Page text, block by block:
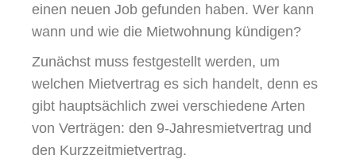
einen neuen Job gefunden haben. Wer kann
wann und wie die Mietwohnung kündigen?
Zunächst muss festgestellt werden, um
welchen Mietvertrag es sich handelt, denn es
gibt hauptsächlich zwei verschiedene Arten
von Verträgen: den 9-Jahresmietvertrag und
den Kurzzeitmietvertrag.